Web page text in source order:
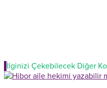
İlginizi Çekebilecek Diğer